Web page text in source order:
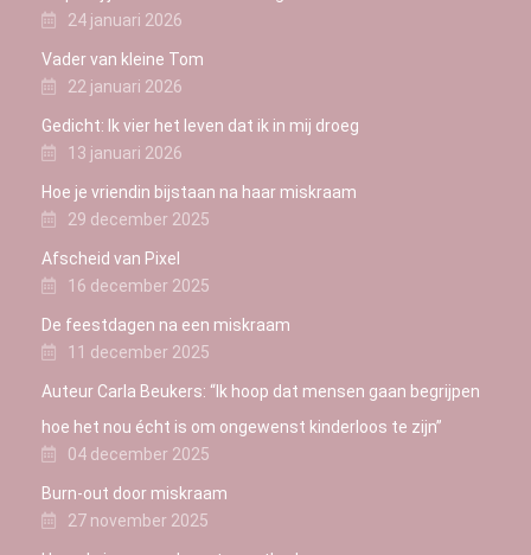
24 januari 2026
Vader van kleine Tom
22 januari 2026
Gedicht: Ik vier het leven dat ik in mij droeg
13 januari 2026
Hoe je vriendin bijstaan na haar miskraam
29 december 2025
Afscheid van Pixel
16 december 2025
De feestdagen na een miskraam
11 december 2025
Auteur Carla Beukers: “Ik hoop dat mensen gaan begrijpen
hoe het nou écht is om ongewenst kinderloos te zijn”
04 december 2025
Burn-out door miskraam
27 november 2025